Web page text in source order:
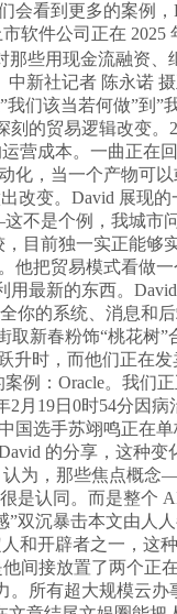
看到更多的案例，
软件公司正在 2025
些用现金流融资
新社记者 陈永诺
们该当若何做”到”
的贸易逻辑改变。
营成本。一曲正在
化，当一个产物可
改变。David 展现
不是个例，我城市
目前独一实正能够
他把贸易模式看做
最新的东西。
你的系统、消息和
新春粉饰“桃花树
升时，而他们正在
例：Oracle。我们正
月19日0时54分因
国选手苏翊鸣正在
的分享，这种
为，那些焦点概
是认同。而是整个
双沉暴击本文由人
和开辟者之一，这
间接放置了两个正
所有超大规模云